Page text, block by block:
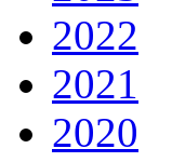
2022
2021
2020